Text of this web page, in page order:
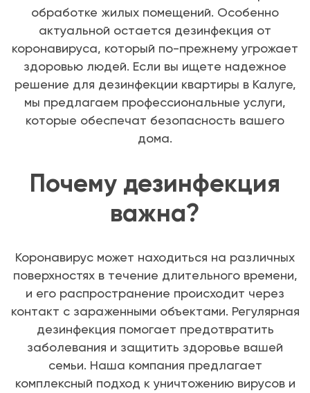
обработке жилых помещений. Особенно
актуальной остается дезинфекция от
коронавируса, который по-прежнему угрожает
здоровью людей. Если вы ищете надежное
решение для дезинфекции квартиры в Калуге,
мы предлагаем профессиональные услуги,
которые обеспечат безопасность вашего
дома.
Почему дезинфекция
важна?
Коронавирус может находиться на различных
поверхностях в течение длительного времени,
и его распространение происходит через
контакт с зараженными объектами. Регулярная
дезинфекция помогает предотвратить
заболевания и защитить здоровье вашей
семьи. Наша компания предлагает
комплексный подход к уничтожению вирусов и